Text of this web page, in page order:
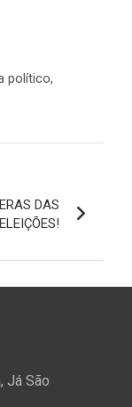
político,
DAS
ELEIÇÕES!
Já São